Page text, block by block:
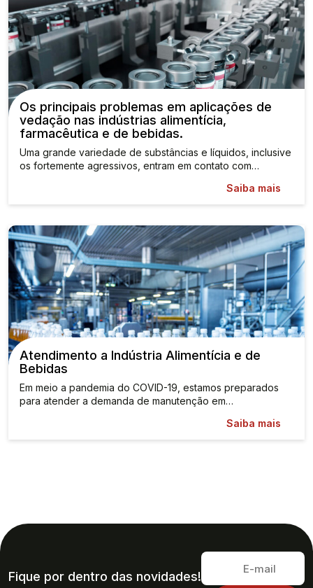
Os principais problemas em aplicações de
vedação nas indústrias alimentícia,
farmacêutica e de bebidas.
Uma grande variedade de substâncias e líquidos, inclusive
os fortemente agressivos, entram em contato com…
Saiba mais
Atendimento a Indústria Alimentícia e de
Bebidas
Em meio a pandemia do COVID-19, estamos preparados
para atender a demanda de manutenção em…
Saiba mais
Fique por dentro das novidades!